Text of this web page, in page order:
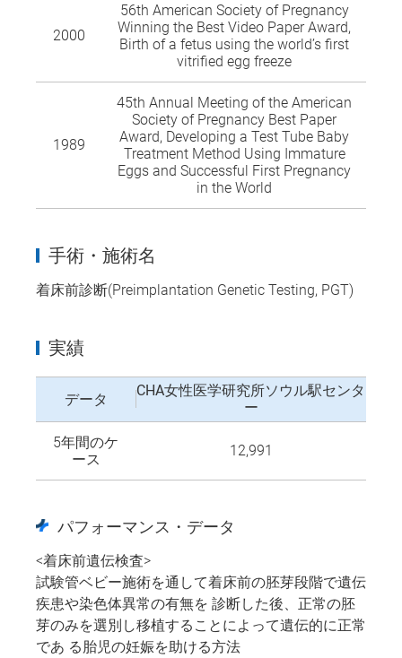
2000
56th American Society of Pregnancy
Winning the Best Video Paper Award,
Birth of a fetus using the world’s first
vitrified egg freeze
1989
45th Annual Meeting of the American
Society of Pregnancy Best Paper
Award, Developing a Test Tube Baby
Treatment Method Using Immature
Eggs and Successful First Pregnancy
in the World
手術・施術名
着床前診断(Preimplantation Genetic Testing, PGT)
実績
データ
CHA女性医学研究所ソウル駅センタ
ー
5年間のケ
ース
12,991
パフォーマンス・データ
<着床前遺伝検査>
試験管ベビー施術を通して着床前の胚芽段階で遺伝
疾患や染色体異常の有無を 診断した後、正常の胚
芽のみを選別し移植することによって遺伝的に正常
であ る胎児の妊娠を助ける方法